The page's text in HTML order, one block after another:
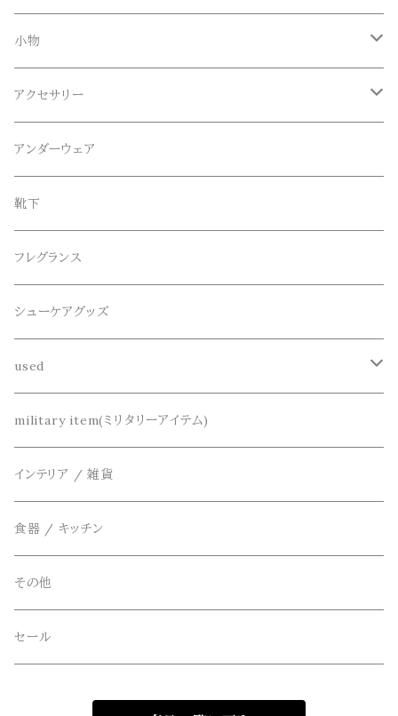
Blundstone(ブランドストーン)
CameOne(ケイムワン)
CANDY DESIGN&WORKS(CDW)
collonil(コロニル)
CountyComm(カウンティーコム)
dros dro(ドロスドロ)
DETAIL(ディティール)
THE FLAVOR DESIGN(ザ フレーバーデザイン)
FOB FACTORY(エフオービーファクトリー)
Four Seasons Garage(FSG)
freewaters(フリーウォータース)
GLOBE(グローブ)
Tシャツ
ロンT
シャツ
カーディガン
ボトムス
ロング
ショート
セットアップ
シューズ
シューズ
サンダル
小物
帽子、マフラー、手袋
メガネ、サングラス
ベルト
腕時計
キーアクセサリー
財布、コインケース、マネークリップ
鞄
アクセサリー
リング
ブレスレット、バングル
ネックレス
アンダーウェア
靴下
フレグランス
シューケアグッズ
used
リメイク
アクセサリー
military item(ミリタリーアイテム)
インテリア / 雑貨
食器 / キッチン
その他
セール